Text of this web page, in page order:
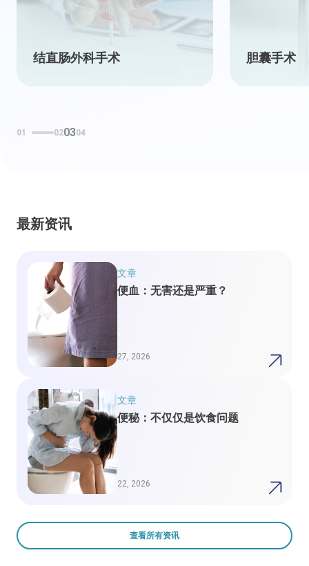
01 020304
结直肠外科手术 胆囊手术
最新资讯
查看所有资讯
文章
便血：无害还是严重？
27, 2026
文章
便秘：不仅仅是饮食问题
22, 2026